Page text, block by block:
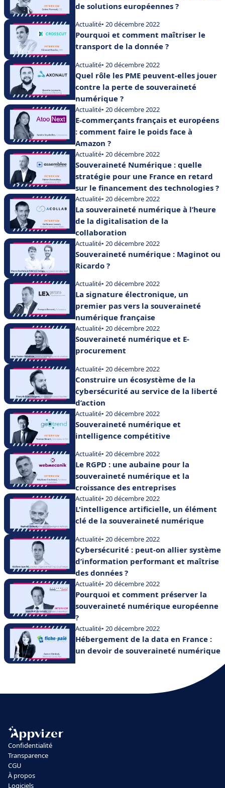
de solutions européennes ?
Actualité• 20 décembre 2022
Pourquoi et comment maîtriser le
transport de la donnée ?
Actualité• 20 décembre 2022
Quel rôle les PME peuvent-elles jouer
contre la perte de souveraineté
numérique ?
Actualité• 20 décembre 2022
E-commerçants français et européens
: comment faire le poids face à
Amazon ?
Actualité• 20 décembre 2022
Souveraineté Numérique : quelle
stratégie pour une France en retard
sur le financement des technologies ?
Actualité• 20 décembre 2022
La souveraineté numérique à l’heure
de la digitalisation de la
collaboration
Actualité• 20 décembre 2022
Souveraineté numérique : Maginot ou
Ricardo ?
Actualité• 20 décembre 2022
La signature électronique, un
premier pas vers la souveraineté
numérique française
Actualité• 20 décembre 2022
Souveraineté numérique et E-
procurement
Actualité• 20 décembre 2022
Construire un écosystème de la
cybersécurité au service de la liberté
d’action
Actualité• 20 décembre 2022
Souveraineté numérique et
intelligence compétitive
Actualité• 20 décembre 2022
Le RGPD : une aubaine pour la
souveraineté numérique et la
croissance des entreprises
Actualité• 20 décembre 2022
L'intelligence artificielle, un élément
clé de la souveraineté numérique
Actualité• 20 décembre 2022
Cybersécurité : peut-on allier système
d’information performant et maîtrise
des données ?
Actualité• 20 décembre 2022
Pourquoi et comment préserver la
souveraineté numérique européenne
?
Actualité• 20 décembre 2022
Hébergement de la data en France :
un devoir de souveraineté numérique
Confidentialité
Transparence
CGU
À propos
Logiciels